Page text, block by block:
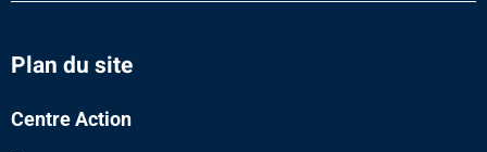
Plan du site
Centre Action